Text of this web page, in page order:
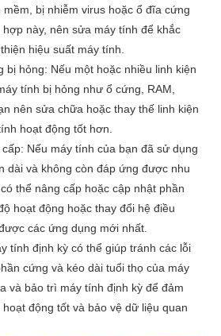
mềm, bị nhiễm virus hoặc ổ đĩa cứng
này, nên sửa máy tính để khắc
hiệu suất máy tính.
bị hỏng: Nếu một hoặc nhiều linh kiện
tính bị hỏng như ổ cứng, RAM,
nên sửa chữa hoặc thay thế linh kiện
hoạt động tốt hơn.
Nếu máy tính của bạn đã sử dụng
dài và không còn đáp ứng được nhu
thể nâng cấp hoặc cập nhật phần
hoạt động hoặc thay đổi hệ điều
các ứng dụng mới nhất.
tính định kỳ có thể giúp tránh các lỗi
cứng và kéo dài tuổi thọ của máy
và bảo trì máy tính định kỳ để đảm
động tốt và bảo vệ dữ liệu quan